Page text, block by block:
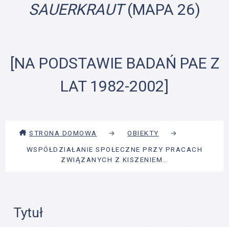
SAUERKRAUT(MAPA 26)
[NA PODSTAWIE BADAŃ PAE Z
LAT 1982-2002]
STRONA DOMOWA → OBIEKTY
→
WSPÓŁDZIAŁANIE SPOŁECZNE PRZY PRACACH
ZWIĄZANYCH Z KISZENIEM…
Tytuł